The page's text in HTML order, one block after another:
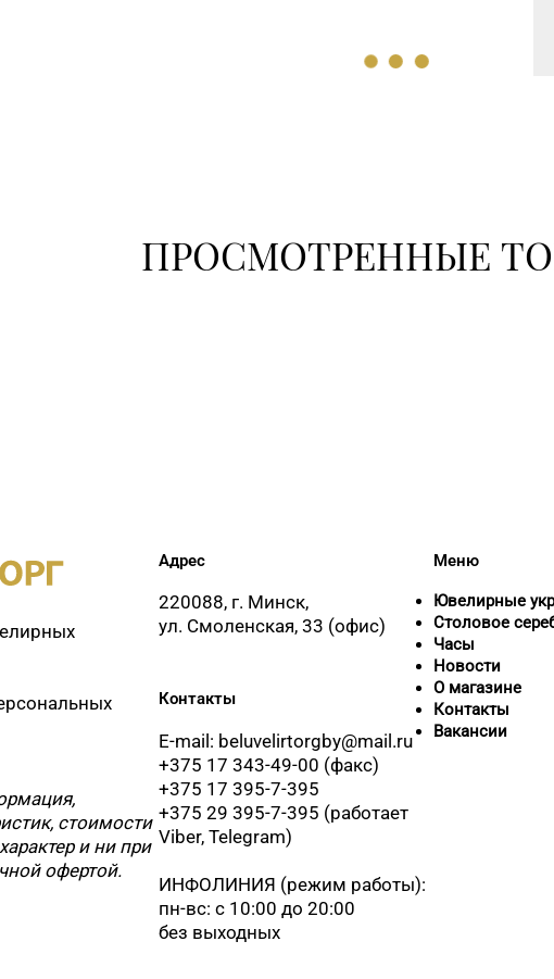
ПРОСМОТРЕННЫЕ
стоимости
и ни при
офертой.
Адрес
220088, г. Минск,
ул. Смоленская, 33 (офис)
Контакты
E-mail: beluvelirtorgby@mail.ru
+375 17 343-49-00 (факс)
+375 17 395-7-395
+375 29 395-7-395 (работает
Viber, Telegram)
ИНФОЛИНИЯ (режим работы):
пн-вс: с 10:00 до 20:00
без выходных
Меню
Ювелирные
Столовое
Часы
Новости
О магазине
Контакты
Вакансии